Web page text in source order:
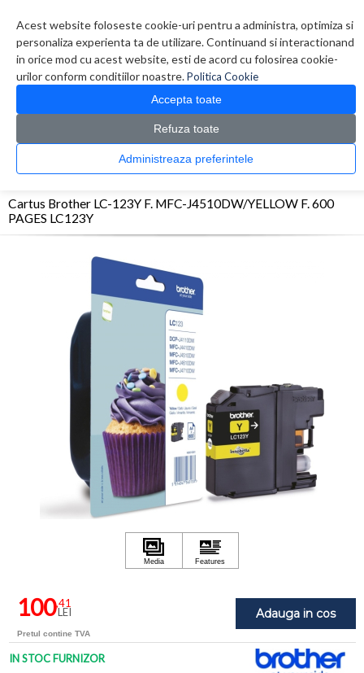
Acest website foloseste cookie-uri pentru a administra, optimiza si
personaliza experienta ta de utilizare. Continuand si interactionand
in orice mod cu acest website, esti de acord cu folosirea cookie-
urilor conform conditiilor noastre.Politica Cookie
Accepta toate
Refuza toate
Administreaza preferintele
0 produs(e)
CATALOG PRODUSE
Consumabile originale > Inkjet > Cartus Brother LC-123Y F. MFC-
Cartus Brother LC-123Y F. MFC-J4510DW/YELLOW F. 600
PAGES LC123Y
Adauga in cos
100,41
LEI
Pretul contine TVA
IN STOC FURNIZOR